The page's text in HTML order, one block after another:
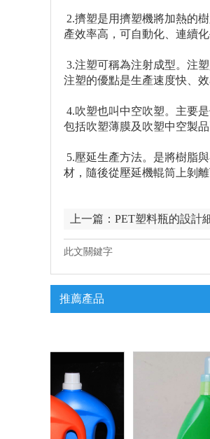
2.擠塑是用擠塑機將加熱的
產效率高，可自動化、連續化
3.注塑可稱為注射成型。注
注塑的優點是生產速度快、
4.吹塑也叫中空吹塑。主要
包括吹塑薄膜及吹塑中空製品
5.壓延生產方法。是將樹脂
材，隨後從壓延機輥筒上剝
上一篇：PET塑料瓶的設計
此文關鍵字
推薦產品